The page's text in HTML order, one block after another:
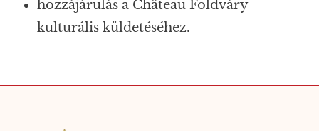
hozzájárulás a Château Földváry
kulturális küldetéséhez.